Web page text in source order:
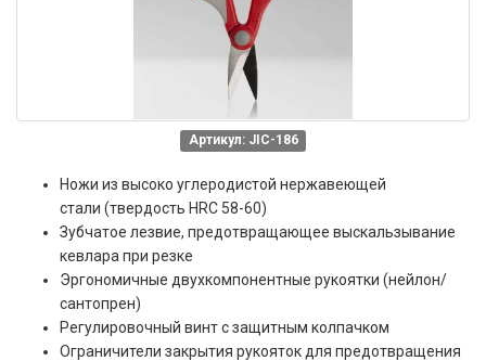
Артикул: JIC-186
Ножи из высоко углеродистой нержавеющей
стали (твердость HRC 58-60)
Зубчатое лезвие, предотвращающее выскальзывание
кевлара при резке
Эргономичные двухкомпонентные рукоятки (нейлон/
сантопрен)
Регулировочный винт с защитным колпачком
Ограничители закрытия рукояток для предотвращения